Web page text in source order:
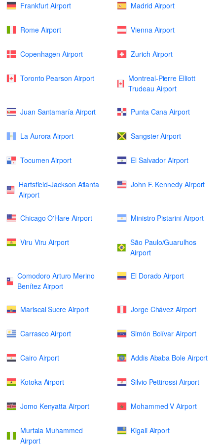
Frankfurt Airport Madrid Airport
Rome Airport Vienna Airport
Copenhagen Airport Zurich Airport
Toronto Pearson Airport
Montreal-Pierre Elliott
Trudeau Airport
Juan Santamaría Airport Punta Cana Airport
La Aurora Airport Sangster Airport
Tocumen Airport El Salvador Airport
Hartsfield-Jackson Atlanta
Airport
John F. Kennedy Airport
Chicago O'Hare Airport Ministro Pistarini Airport
Viru Viru Airport
São Paulo/Guarulhos
Airport
Comodoro Arturo Merino
Benítez Airport
El Dorado Airport
Mariscal Sucre Airport Jorge Chávez Airport
Carrasco Airport Simón Bolívar Airport
Cairo Airport Addis Ababa Bole Airport
Kotoka Airport Silvio Pettirossi Airport
Jomo Kenyatta Airport Mohammed V Airport
Murtala Muhammed
Airport
Kigali Airport